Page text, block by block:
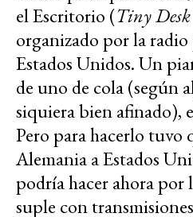
el Escritorio (Tiny
organizado por la
Estados Unidos. Un
de uno de cola (según
siquiera bien afinado),
Pero para hacerlo tuvo
Alemania a Estados
podría hacer ahora por
suple con